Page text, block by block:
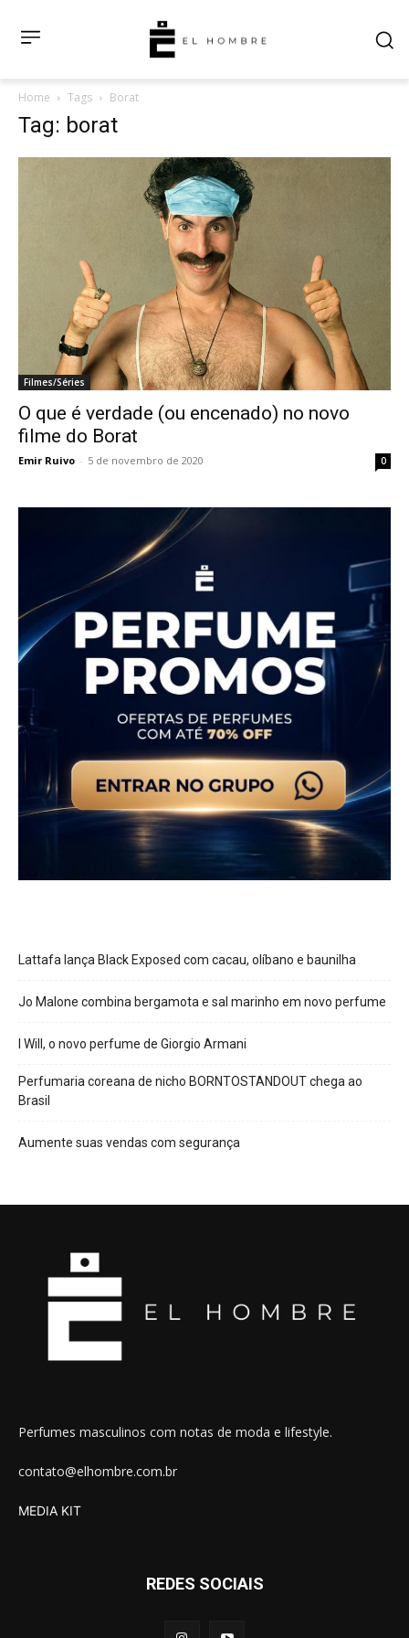
Home Tags Borat
Tag: borat
Filmes/Séries
O que é verdade (ou encenado) no novo
filme do Borat
Emir Ruivo - 5 de novembro de 2020 0
Lattafa lança Black Exposed com cacau, olíbano e baunilha
Jo Malone combina bergamota e sal marinho em novo perfume
I Will, o novo perfume de Giorgio Armani
Perfumaria coreana de nicho BORNTOSTANDOUT chega ao
Brasil
Aumente suas vendas com segurança
Perfumes masculinos com notas de moda e lifestyle.
contato@elhombre.com.br
MEDIA KIT
REDES SOCIAIS